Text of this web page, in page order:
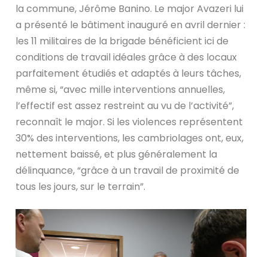
la commune, Jérôme Banino. Le major Avazeri lui
a présenté le bâtiment inauguré en avril dernier :
les 11 militaires de la brigade bénéficient ici de
conditions de travail idéales grâce à des locaux
parfaitement étudiés et adaptés à leurs tâches,
même si, “avec mille interventions annuelles,
l’effectif est assez restreint au vu de l’activité”,
reconnaît le major. Si les violences représentent
30% des interventions, les cambriolages ont, eux,
nettement baissé, et plus généralement la
délinquance, “grâce à un travail de proximité de
tous les jours, sur le terrain”.